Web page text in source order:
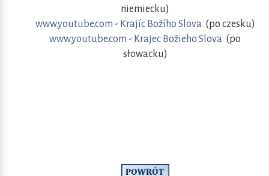
niemiecku)
www.youtube.com - Krajíc Božího Slova(po czesku)
www.youtube.com - Krajec Božieho Slova (po
słowacku)